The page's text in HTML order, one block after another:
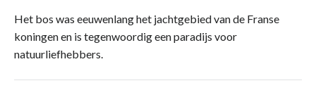
Het bos was eeuwenlang het jachtgebied van de Franse
koningen en is tegenwoordig een paradijs voor
natuurliefhebbers.